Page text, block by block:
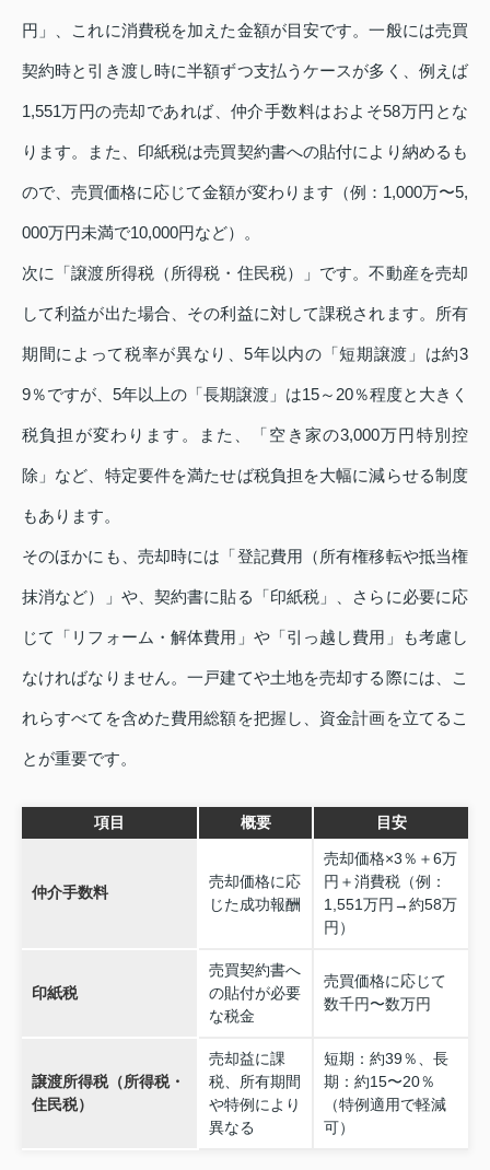
円」、これに消費税を加えた金額が目安です。一般には売買
契約時と引き渡し時に半額ずつ支払うケースが多く、例えば
1,551万円の売却であれば、仲介手数料はおよそ58万円とな
ります。また、印紙税は売買契約書への貼付により納めるも
ので、売買価格に応じて金額が変わります（例：1,000万〜5,
000万円未満で10,000円など）。
次に「譲渡所得税（所得税・住民税）」です。不動産を売却
して利益が出た場合、その利益に対して課税されます。所有
期間によって税率が異なり、5年以内の「短期譲渡」は約3
9％ですが、5年以上の「長期譲渡」は15～20％程度と大きく
税負担が変わります。また、「空き家の3,000万円特別控
除」など、特定要件を満たせば税負担を大幅に減らせる制度
もあります。
そのほかにも、売却時には「登記費用（所有権移転や抵当権
抹消など）」や、契約書に貼る「印紙税」、さらに必要に応
じて「リフォーム・解体費用」や「引っ越し費用」も考慮し
なければなりません。一戸建てや土地を売却する際には、こ
れらすべてを含めた費用総額を把握し、資金計画を立てるこ
とが重要です。
項目 概要 目安
仲介手数料
売却価格に応
じた成功報酬
売却価格×3％＋6万
円＋消費税（例：
1,551万円→約58万
円）
印紙税
売買契約書へ
の貼付が必要
な税金
売買価格に応じて
数千円〜数万円
譲渡所得税（所得税・
住民税）
売却益に課
税、所有期間
や特例により
異なる
短期：約39％、長
期：約15〜20％
（特例適用で軽減
可）